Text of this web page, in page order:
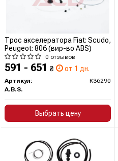
Трос акселератора Fiat: Scudo,
Peugeot: 806 (вир-во ABS)
0 отзывов
591 - 651 ₴ от 1 дн.
Артикул:
K36290
A.B.S.
Выбрать цену